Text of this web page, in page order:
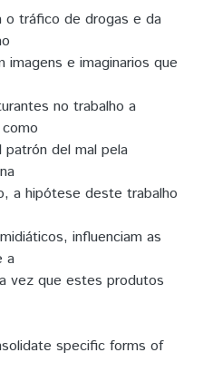
o tráfico de drogas e da
imagens e imaginarios que
no trabalho a
patrón del mal pela
a hipótese deste trabalho
influenciam as
a
vez que estes produtos
specific forms of